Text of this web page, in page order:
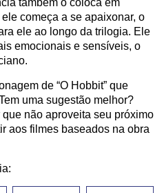
também o coloca em
começa a se apaixonar, o
ele ao longo da trilogia. Ele
emocionais e sensíveis, o
de “O Hobbit” que
uma sugestão melhor?
não aproveita seu próximo
aos filmes baseados na obra